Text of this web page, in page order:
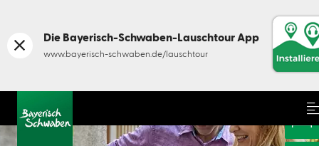
Die Bayerisch-Schwaben-Lauschtour App
www.bayerisch-schwaben.de/lauschtour
©